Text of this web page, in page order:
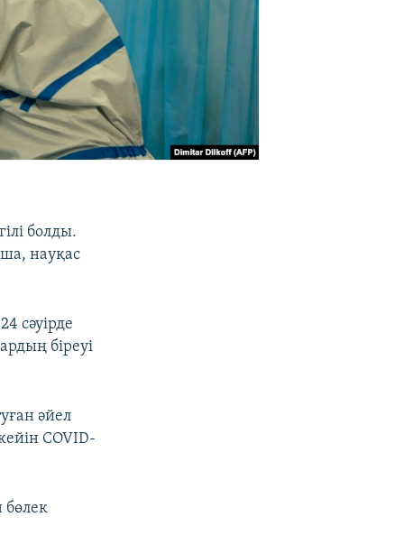
болды.
науқас
сәуірде
біреуі
әйел
COVID-
бөлек